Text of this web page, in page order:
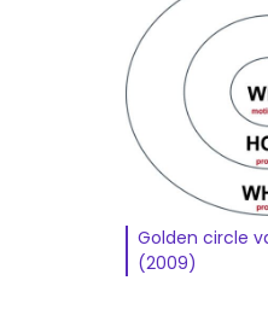
Golden circle
(2009)